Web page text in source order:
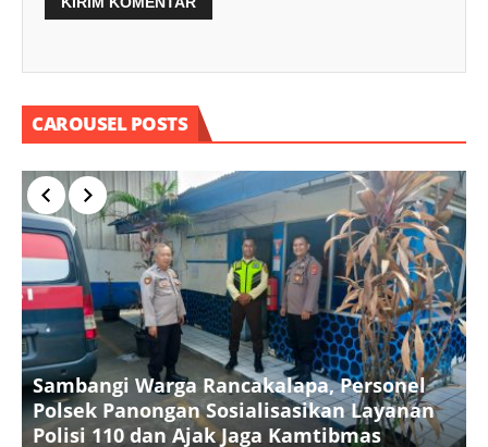
CAROUSEL POSTS
Sambangi Warga Rancakalapa, Personel
Polsek Panongan Sosialisasikan Layanan
Polisi 110 dan Ajak Jaga Kamtibmas